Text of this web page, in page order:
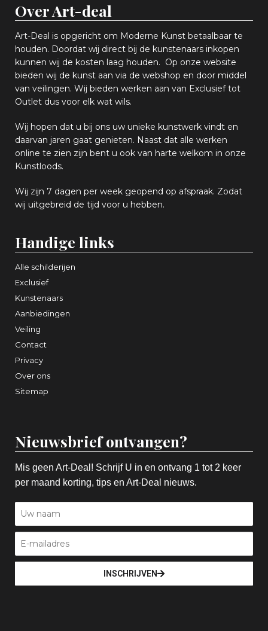
Over Art-deal
Art-Deal is opgericht om Moderne Kunst betaalbaar te
houden. Doordat wij direct bij de kunstenaars inkopen
kunnen wij de kosten laag houden. Op onze website
bieden wij de kunst aan via de webshop en door middel
van veilingen. Wij bieden werken aan van Exclusief tot
Outlet dus voor elk wat wils.
Wij hopen dat u bij ons uw unieke kunstwerk vindt en
daarvan jaren gaat genieten. Naast dat alle werken
online te zien zijn bent u ook van harte welkom in onze
Kunstloods.
Wij zijn 7 dagen per week geopend op afspraak. Zodat
wij uitgebreid de tijd voor u hebben.
Handige links
Alle schilderijen
Exclusief
Kunstenaars
Aanbiedingen
Veiling
Contact
Privacy
Over ons
Sitemap
Nieuwsbrief ontvangen?
Mis geen Art-Deal! Schrijf U in en ontvang 1 tot 2 keer
per maand korting, tips en Art-Deal nieuws.
INSCHRIJVEN